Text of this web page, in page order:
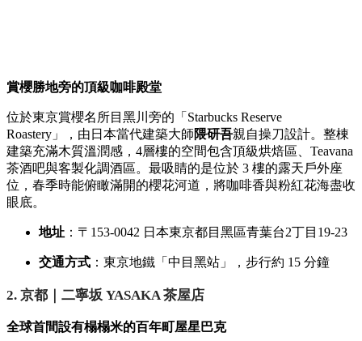
賞櫻勝地旁的頂級咖啡殿堂
位於東京賞櫻名所目黑川旁的「Starbucks Reserve
Roastery」，由日本當代建築大師隈研吾親自操刀設計。整棟
建築充滿木質溫潤感，4層樓的空間包含頂級烘焙區、Teavana
茶酒吧與客製化調酒區。最吸睛的是位於 3 樓的露天戶外座
位，春季時能俯瞰滿開的櫻花河道，將咖啡香與粉紅花海盡收
眼底。
地址 ：〒153-0042 日本東京都目黑區青葉台2丁目19-23
交通方式 ：東京地鐵「中目黑站」，步行約 15 分鐘
2. 京都｜二寧坂 YASAKA 茶屋店
全球首間設有榻榻米的百年町屋星巴克